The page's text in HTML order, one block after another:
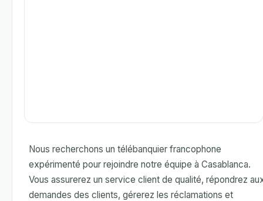
Nous recherchons un télébanquier francophone
expérimenté pour rejoindre notre équipe à Casablanca.
Vous assurerez un service client de qualité, répondrez
demandes des clients, gérerez les réclamations et